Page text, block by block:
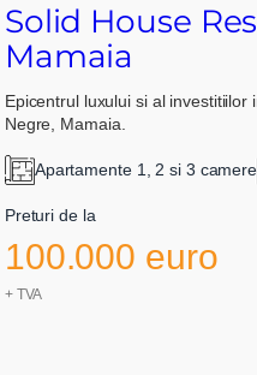
Solid House
Mamaia
Epicentrul luxului si al
Negre, Mamaia.
Apartamente 1, 2 si 3 camere
Preturi de la
100.000 euro
+ TVA